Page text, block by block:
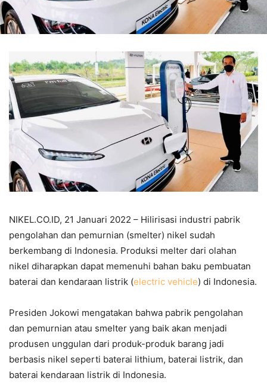
NIKEL.CO.ID, 21 Januari 2022 – Hilirisasi industri pabrik
pengolahan dan pemurnian (smelter) nikel sudah
berkembang di Indonesia. Produksi melter dari olahan
nikel diharapkan dapat memenuhi bahan baku pembuatan
baterai dan kendaraan listrik (electric vehicle) di Indonesia.
Presiden Jokowi mengatakan bahwa pabrik pengolahan
dan pemurnian atau smelter yang baik akan menjadi
produsen unggulan dari produk-produk barang jadi
berbasis nikel seperti baterai lithium, baterai listrik, dan
baterai kendaraan listrik di Indonesia.